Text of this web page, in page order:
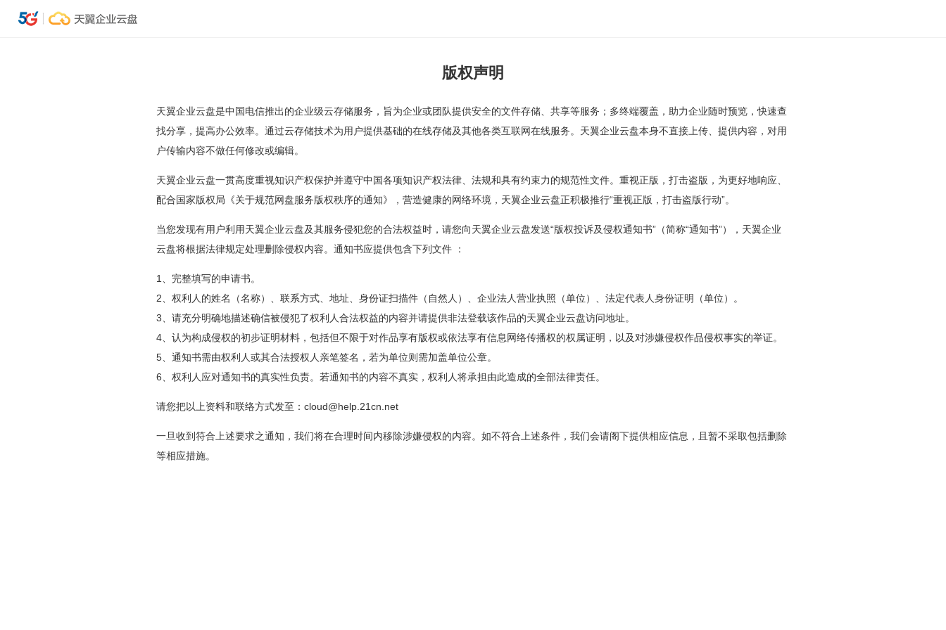
版权声明
天翼企业云盘是中国电信推出的企业级云存储服务，旨为企业或团队提供安全的文件存储、共享等服务；多终端覆盖，助力企业随时预览，快速查
找分享，提高办公效率。通过云存储技术为用户提供基础的在线存储及其他各类互联网在线服务。天翼企业云盘本身不直接上传、提供内容，对用
户传输内容不做任何修改或编辑。
天翼企业云盘一贯高度重视知识产权保护并遵守中国各项知识产权法律、法规和具有约束力的规范性文件。重视正版，打击盗版，为更好地响应、
配合国家版权局《关于规范网盘服务版权秩序的通知》，营造健康的网络环境，天翼企业云盘正积极推行“重视正版，打击盗版行动”。
当您发现有用户利用天翼企业云盘及其服务侵犯您的合法权益时，请您向天翼企业云盘发送“版权投诉及侵权通知书”（简称“通知书”），天翼企业
云盘将根据法律规定处理删除侵权内容。通知书应提供包含下列文件 ：
1、完整填写的申请书。
2、权利人的姓名（名称）、联系方式、地址、身份证扫描件（自然人）、企业法人营业执照（单位）、法定代表人身份证明（单位）。
3、请充分明确地描述确信被侵犯了权利人合法权益的内容并请提供非法登载该作品的天翼企业云盘访问地址。
4、认为构成侵权的初步证明材料，包括但不限于对作品享有版权或依法享有信息网络传播权的权属证明，以及对涉嫌侵权作品侵权事实的举证。
5、通知书需由权利人或其合法授权人亲笔签名，若为单位则需加盖单位公章。
6、权利人应对通知书的真实性负责。若通知书的内容不真实，权利人将承担由此造成的全部法律责任。
请您把以上资料和联络方式发至：cloud@help.21cn.net
一旦收到符合上述要求之通知，我们将在合理时间内移除涉嫌侵权的内容。如不符合上述条件，我们会请阁下提供相应信息，且暂不采取包括删除
等相应措施。